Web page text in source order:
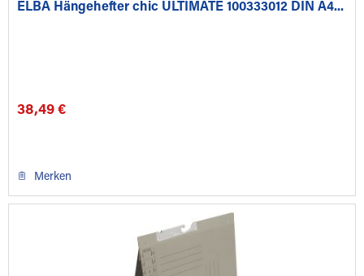
ELBA Hängehefter chic ULTIMATE 100333012 DIN A4...
38,49 €
Merken